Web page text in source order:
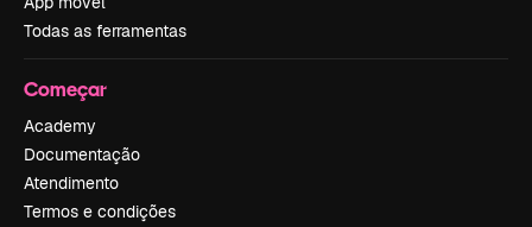
Todas as ferramentas
Começar
Academy
Documentação
Atendimento
Termos e condições